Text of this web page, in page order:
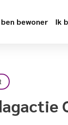
bewoner Ik